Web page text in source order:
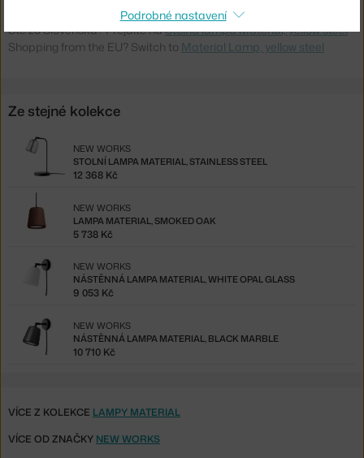
Ste zo Slovenska? Prejdite naStolná lampa Material, yellow steel
Shopping from the EU? Switch to Material Lamp, yellow steel
Ze stejné kolekce
STOLNÍ LAMPA MATERIAL, STAINLESS STEEL
NEW WORKS
12 368 Kč
LAMPA MATERIAL, SMOKED OAK
NEW WORKS
5 738 Kč
NÁSTĚNNÁ LAMPA MATERIAL, WHITE OPAL GLASS
NEW WORKS
9 053 Kč
NÁSTĚNNÁ LAMPA MATERIAL, BLACK MARBLE
NEW WORKS
10 710 Kč
VÍCE Z KOLEKCE LAMPY MATERIAL
VÍCE OD ZNAČKY NEW WORKS
Podrobné nastavení